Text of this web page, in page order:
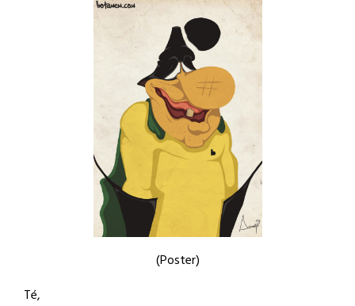
(Poster)
Té,